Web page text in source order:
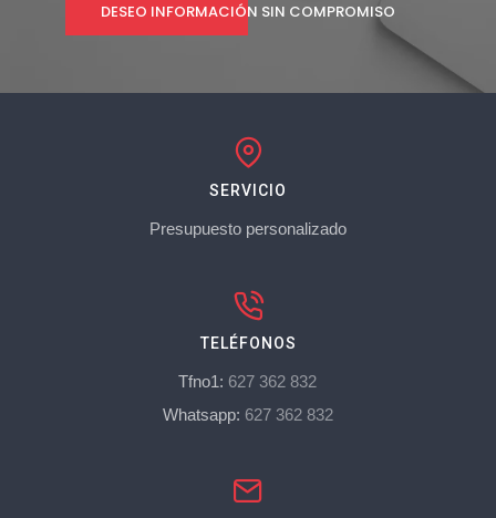
DESEO INFORMACIÓN SIN COMPROMISO
SERVICIO
Presupuesto personalizado
TELÉFONOS
Tfno1: 627 362 832
Whatsapp: 627 362 832